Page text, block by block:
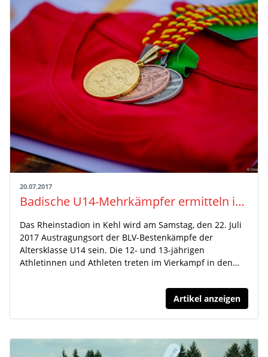
20.07.2017
Badische U14-Mehrkämpfer ermitteln in Kehl die neuen Titelträger
Das Rheinstadion in Kehl wird am Samstag, den 22. Juli
2017 Austragungsort der BLV-Bestenkämpfe der
Altersklasse U14 sein. Die 12- und 13-jährigen
Athletinnen und Athleten treten im Vierkampf in den…
Artikel anzeigen